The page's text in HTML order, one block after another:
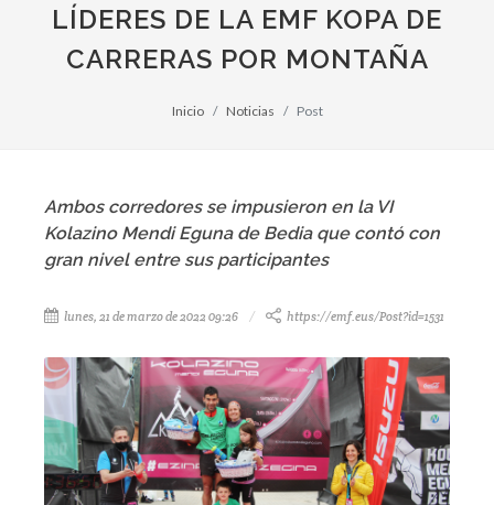
LÍDERES DE LA EMF KOPA DE
CARRERAS POR MONTAÑA
Inicio Noticias Post
Ambos corredores se impusieron en la VI
Kolazino Mendi Eguna de Bedia que contó con
gran nivel entre sus participantes
lunes, 21 de marzo de 2022 09:26 https://emf.eus/Post?id=1531